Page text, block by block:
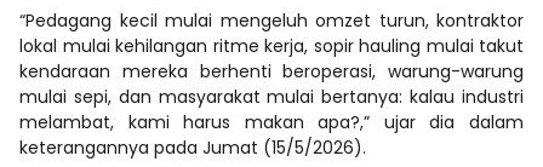
“Pedagang kecil mulai mengeluh omzet turun, kontraktor
lokal mulai kehilangan ritme kerja, sopir hauling mulai takut
kendaraan mereka berhenti beroperasi, warung-warung
mulai sepi, dan masyarakat mulai bertanya: kalau industri
melambat, kami harus makan apa?,” ujar dia dalam
keterangannya pada Jumat (15/5/2026).